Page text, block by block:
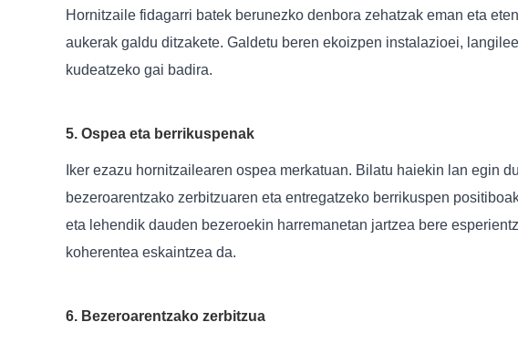
Hornitzaile fidagarri batek berunezko denbora zehatzak eman eta
aukerak galdu ditzakete. Galdetu beren ekoizpen instalazioei,
kudeatzeko gai badira.
5. Ospea eta berrikuspenak
Iker ezazu hornitzailearen ospea merkatuan. Bilatu haiekin lan egin
bezeroarentzako zerbitzuaren eta entregatzeko berrikuspen
eta lehendik dauden bezeroekin harremanetan jartzea bere
koherentea eskaintzea da.
6. Bezeroarentzako zerbitzua